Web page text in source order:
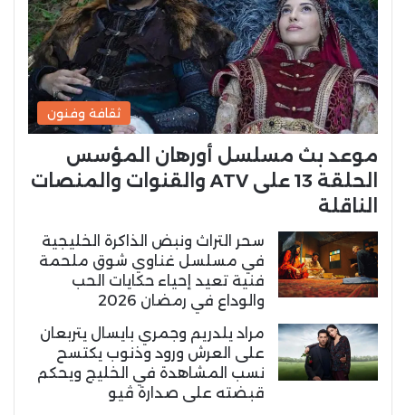
ثقافة وفنون
موعد بث مسلسل أورهان المؤسس
الحلقة 13 على ATV والقنوات والمنصات
الناقلة
سحر التراث ونبض الذاكرة الخليجية
في مسلسل غناوي شوق ملحمة
فنية تعيد إحياء حكايات الحب
والوداع في رمضان 2026
مراد يلدريم وجمري بايسال يتربعان
على العرش ورود وذنوب يكتسح
نسب المشاهدة في الخليج ويحكم
قبضته على صدارة ڤيو